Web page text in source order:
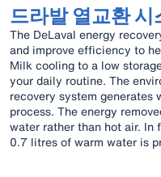
드라발 열교환 시
The DeLaval energy
and improve efficiency to
Milk cooling to a low
your daily routine. The
recovery system
process. The energy
water rather than hot air.
0.7 litres of warm water is